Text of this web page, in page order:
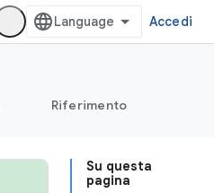
Accedi
Riferimento
Su questa
pagina